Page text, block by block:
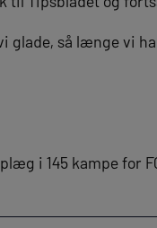
glade, så længe vi
i 145 kampe for